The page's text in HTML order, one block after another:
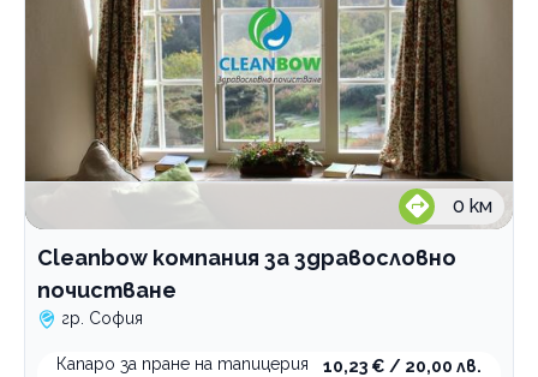
0 км
Cleanbow компания за здравословно
почистване
гр. София
Капаро за пране на тапицерия
10,23 € / 20,00 лв.